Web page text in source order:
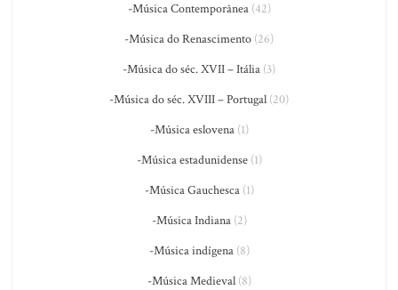
-Música Contemporânea(42)
-Música do Renascimento (26)
-Música do séc. XVII – Itália (3)
-Música do séc. XVIII – Portugal (20)
-Música eslovena(1)
-Música estadunidense(1)
-Música Gauchesca(1)
-Música Indiana(2)
-Música indígena(8)
-Música Medieval(8)